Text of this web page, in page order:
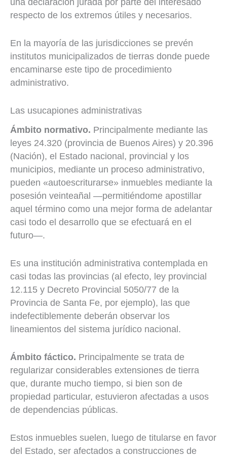
una declaración jurada por parte del interesado
respecto de los extremos útiles y necesarios.
En la mayoría de las jurisdicciones se prevén
institutos municipalizados de tierras donde puede
encaminarse este tipo de procedimiento
administrativo.
Las usucapiones administrativas
Ámbito normativo. Principalmente mediante las
leyes 24.320 (provincia de Buenos Aires) y 20.396
(Nación), el Estado nacional, provincial y los
municipios, mediante un proceso administrativo,
pueden «autoescriturarse» inmuebles mediante la
posesión veinteañal —permitiéndome apostillar
aquel término como una mejor forma de adelantar
casi todo el desarrollo que se efectuará en el
futuro—.
Es una institución administrativa contemplada en
casi todas las provincias (al efecto, ley provincial
12.115 y Decreto Provincial 5050/77 de la
Provincia de Santa Fe, por ejemplo), las que
indefectiblemente deberán observar los
lineamientos del sistema jurídico nacional.
Ámbito fáctico. Principalmente se trata de
regularizar considerables extensiones de tierra
que, durante mucho tiempo, si bien son de
propiedad particular, estuvieron afectadas a usos
de dependencias públicas.
Estos inmuebles suelen, luego de titularse en favor
del Estado, ser afectados a construcciones de